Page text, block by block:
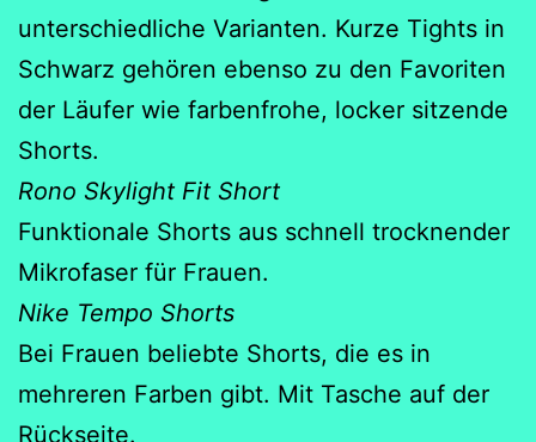
unterschiedliche Varianten. Kurze Tights in
Schwarz gehören ebenso zu den Favoriten
der Läufer wie farbenfrohe, locker sitzende
Shorts.
Rono Skylight Fit Short
Funktionale Shorts aus schnell trocknender
Mikrofaser für Frauen.
Nike Tempo Shorts
Bei Frauen beliebte Shorts, die es in
mehreren Farben gibt. Mit Tasche auf der
Rückseite.